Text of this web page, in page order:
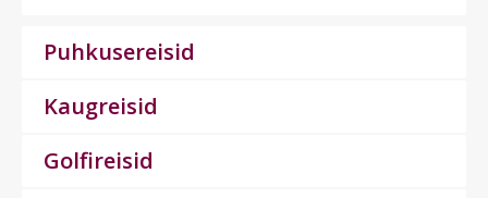
Puhkusereisid
Kaugreisid
Golfireisid